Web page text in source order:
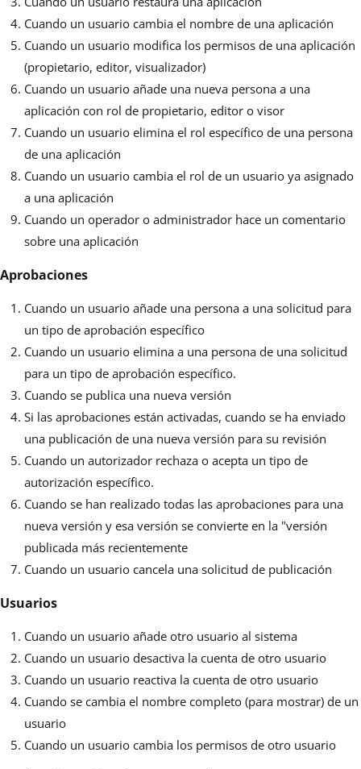
Cuando un usuario cambia el nombre de una aplicación
Cuando un usuario modifica los permisos de una aplicación
(propietario, editor, visualizador)
Cuando un usuario añade una nueva persona a una
aplicación con rol de propietario, editor o visor
Cuando un usuario elimina el rol específico de una persona
de una aplicación
Cuando un usuario cambia el rol de un usuario ya asignado
a una aplicación
Cuando un operador o administrador hace un comentario
sobre una aplicación
Aprobaciones
Cuando un usuario añade una persona a una solicitud para
un tipo de aprobación específico
Cuando un usuario elimina a una persona de una solicitud
para un tipo de aprobación específico.
Cuando se publica una nueva versión
Si las aprobaciones están activadas, cuando se ha enviado
una publicación de una nueva versión para su revisión
Cuando un autorizador rechaza o acepta un tipo de
autorización específico.
Cuando se han realizado todas las aprobaciones para una
nueva versión y esa versión se convierte en la "versión
publicada más recientemente
Cuando un usuario cancela una solicitud de publicación
Usuarios
Cuando un usuario añade otro usuario al sistema
Cuando un usuario desactiva la cuenta de otro usuario
Cuando un usuario reactiva la cuenta de otro usuario
Cuando se cambia el nombre completo (para mostrar) de un
usuario
Cuando un usuario cambia los permisos de otro usuario